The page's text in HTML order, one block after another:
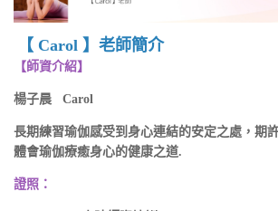
【 Carol 】老師簡介
【師資介紹】
楊子晨 Carol
長期練習瑜伽感受到身心連結的安定之處，期
體會瑜伽療癒身心的健康之道.
證照：